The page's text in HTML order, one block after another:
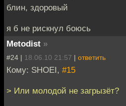
блин, здоровый
я б не рискнул боюсь
Metodist »
#24 | 18.06.10 21:57 | ответить
Кому: SHOEI, #15
> Или молодой не загрызёт?